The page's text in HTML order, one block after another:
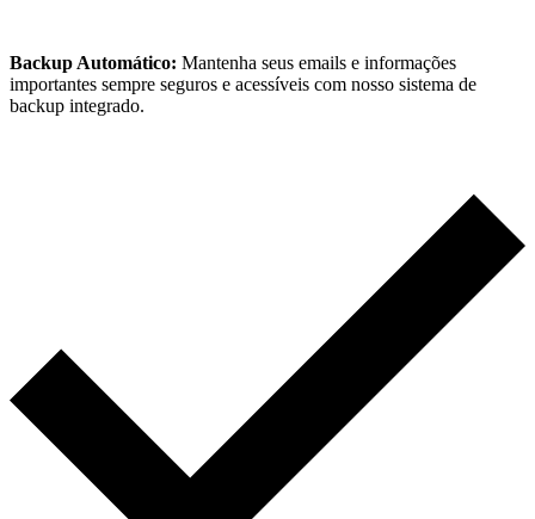
Backup Automático: Mantenha seus emails e informações
importantes sempre seguros e acessíveis com nosso sistema de
backup integrado.